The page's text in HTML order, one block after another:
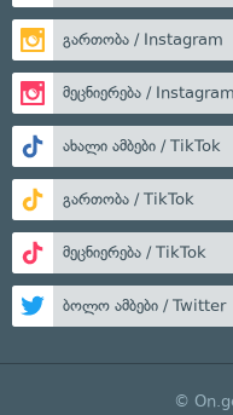
გართობა / Instagram
მეცნიერება / Instagram
ახალი ამბები / TikTok
გართობა / TikTok
მეცნიერება / TikTok
ბოლო ამბები / Twitter
©